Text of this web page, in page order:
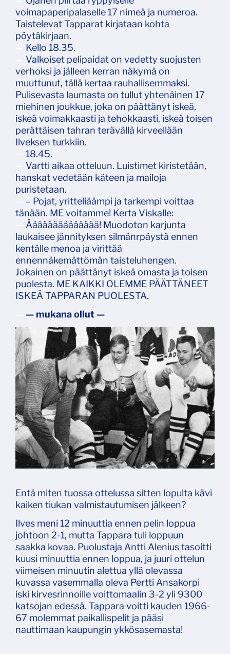
voimapaperipalaselle 17 nimeä ja numeroa.
Taistelevat Tapparat kirjataan kohta
pöytäkirjaan.
Kello 18.35.
Valkoiset pelipaidat on vedetty suojusten
verhoksi ja jälleen kerran näkymä on
muuttunut, tällä kertaa rauhallisemmaksi.
Pulisevasta laumasta on tullut yhtenäinen 17
miehinen joukkue, joka on päättänyt iskeä,
iskeä voimakkaasti ja tehokkaasti, iskeä toisen
perättäisen tahran terävällä kirveellään
Ilveksen turkkiin.
18.45.
Vartti aikaa otteluun. Luistimet kiristetään,
hanskat vedetään käteen ja mailoja
puristetaan.
– Pojat, yritteliäämpi ja tarkempi voittaa
tänään. ME voitamme! Kerta Viskalle:
Ääääääääääääää! Muodoton karjunta
laukaisee jännityksen silmänrpäystä ennen
kentälle menoa ja virittää
ennennäkemättömän taisteluhengen.
Jokainen on päättänyt iskeä omasta ja toisen
puolesta. ME KAIKKI OLEMME PÄÄTTÄNEET
ISKEÄ TAPPARAN PUOLESTA.
— mukana ollut —
Entä miten tuossa ottelussa sitten lopulta kävi
kaiken tiukan valmistautumisen jälkeen?
Ilves meni 12 minuuttia ennen pelin loppua
johtoon 2-1, mutta Tappara tuli loppuun
saakka kovaa. Puolustaja Antti Alenius tasoitti
kuusi minuuttia ennen loppua, ja juuri ottelun
viimeisen minuutin alettua yllä olevassa
kuvassa vasemmalla oleva Pertti Ansakorpi
iski kirvesrinnoille voittomaalin 3-2 yli 9300
katsojan edessä. Tappara voitti kauden 1966-
67 molemmat paikallispelit ja pääsi
nauttimaan kaupungin ykkösasemasta!